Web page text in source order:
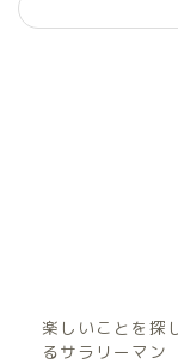
楽しいことを探
るサラリーマン